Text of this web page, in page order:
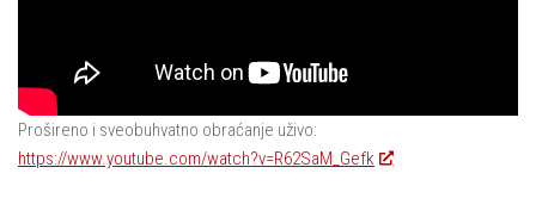
Prošireno i sveobuhvatno obraćanje uživo:
https://www.youtube.com/watch?v=R62SaM_Gefk